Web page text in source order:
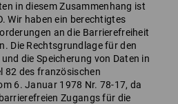
in diesem Zusammenhang ist
Wir haben ein berechtigtes
an die Barrierefreiheit
Die Rechtsgrundlage für den
die Speicherung von Daten in
82 des französischen
6. Januar 1978 Nr. 78-17, da
Zugangs für die